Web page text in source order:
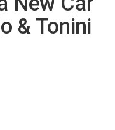
& Tonini